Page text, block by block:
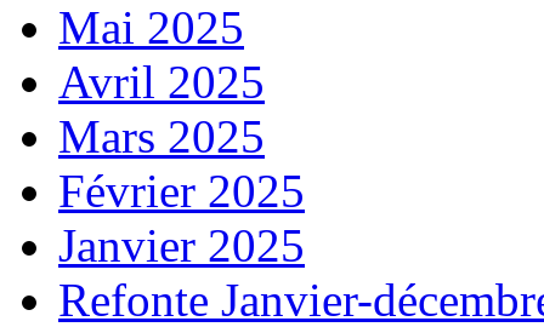
Mai 2025
Avril 2025
Mars 2025
Février 2025
Janvier 2025
Refonte Janvier-